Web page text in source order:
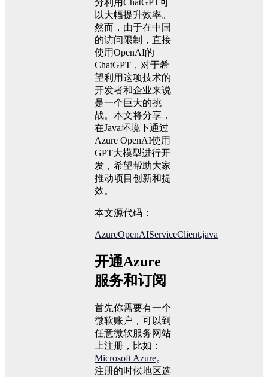
分利用ChatGPT可
以大幅提升效率。
然而，由于在中国
的访问限制，直接
使用OpenAI的
ChatGPT，对于希
望利用这项技术的
开发者和企业来说
是一个巨大的挑
战。本文将分享，
在Java环境下通过
Azure OpenAI使用
GPT大模型进行开
发，希望帮助大家
推动项目创新和提
效。
本文源代码：
AzureOpenAIServiceClient.java
开通Azure
服务和订阅
首先你需要有一个
微软账户，可以到
任意微软服务网站
上注册，比如：
Microsoft Azure。
注册的时候地区选